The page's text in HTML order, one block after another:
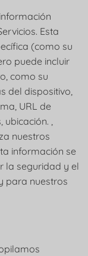
Esta
(como su
puede incluir
como su
del dispositivo,
URL de
,
nuestros
información se
la seguridad y el
para nuestros